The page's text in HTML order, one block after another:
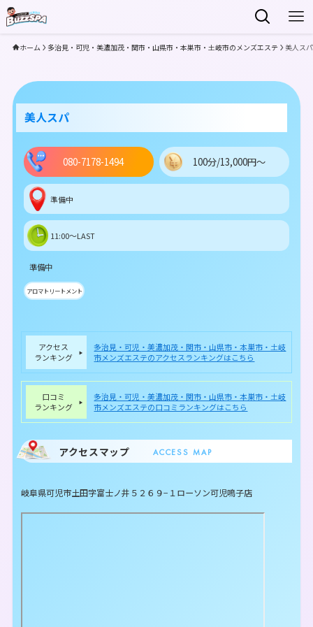
ホーム 多治見・可児・美濃加茂・関市・山県市・本巣市・土岐市のメンズエステ 美人スパ
美人スパ
080-7178-1494 100分/13,000円～
準備中
11:00～LAST
準備中
アロマトリートメント
アクセス
ランキング
多治見・可児・美濃加茂・関市・山県市・本巣市・土岐
市メンズエステのアクセスランキングはこちら
口コミ
ランキング
多治見・可児・美濃加茂・関市・山県市・本巣市・土岐
市メンズエステの口コミランキングはこちら
アクセスマップ ACCESS MAP
岐阜県可児市土田字富士ノ井５２６９−１ローソン可児鳴子店